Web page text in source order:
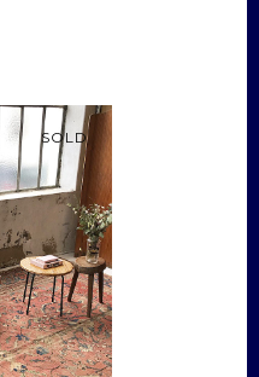
SOLD